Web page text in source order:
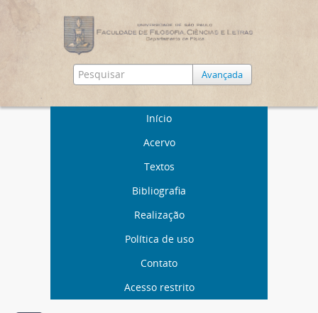
Avançada
Início
Acervo
Textos
Bibliografia
Realização
Política de uso
Contato
Acesso restrito